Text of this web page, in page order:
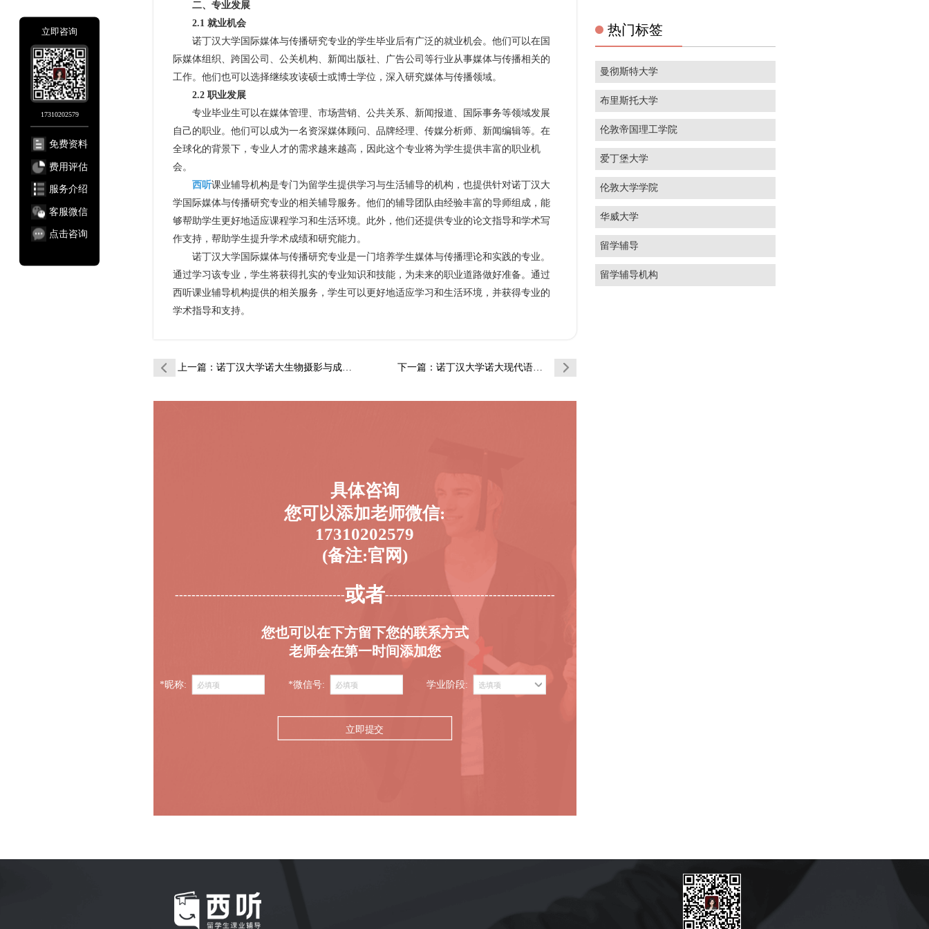
二、专业发展
2.1 就业机会
诺丁汉大学国际媒体与传播研究专业的学生毕业后有广泛的就业机会。他们可以在国
际媒体组织、跨国公司、公关机构、新闻出版社、广告公司等行业从事媒体与传播相关的
工作。他们也可以选择继续攻读硕士或博士学位，深入研究媒体与传播领域。
2.2 职业发展
专业毕业生可以在媒体管理、市场营销、公共关系、新闻报道、国际事务等领域发展
自己的职业。他们可以成为一名资深媒体顾问、品牌经理、传媒分析师、新闻编辑等。在
全球化的背景下，专业人才的需求越来越高，因此这个专业将为学生提供丰富的职业机
会。
西听课业辅导机构是专门为留学生提供学习与生活辅导的机构，也提供针对诺丁汉大
学国际媒体与传播研究专业的相关辅导服务。他们的辅导团队由经验丰富的导师组成，能
够帮助学生更好地适应课程学习和生活环境。此外，他们还提供专业的论文指导和学术写
作支持，帮助学生提升学术成绩和研究能力。
诺丁汉大学国际媒体与传播研究专业是一门培养学生媒体与传播理论和实践的专业。
通过学习该专业，学生将获得扎实的专业知识和技能，为未来的职业道路做好准备。通过
西听课业辅导机构提供的相关服务，学生可以更好地适应学习和生活环境，并获得专业的
学术指导和支持。
上一篇：诺丁汉大学诺大生物摄影与成像辅导避坑指南 下一篇 ：诺丁汉大学诺大现代语言辅导避坑指南
具体咨询
您可以添加老师微信:
17310202579
(备注:官网)
-----------------------------------------或者-----------------------------------------
您也可以在下方留下您的联系方式
老师会在第一时间添加您
*昵称: *微信号: 学业阶段:
立即提交
热门标签
曼彻斯特大学
布里斯托大学
伦敦帝国理工学院
爱丁堡大学
伦敦大学学院
华威大学
留学辅导
留学辅导机构
立即咨询
17310202579
免费资料
费用评估
服务介绍
客服微信
点击咨询